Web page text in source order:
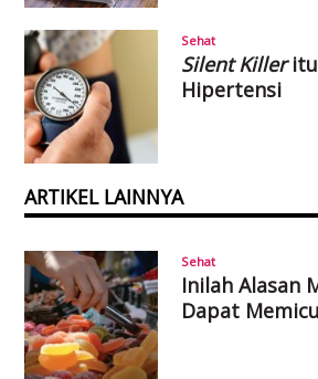
Sehat
Silent Killeritu
Hipertensi
ARTIKEL LAINNYA
Sehat
Inilah Alasan
Dapat